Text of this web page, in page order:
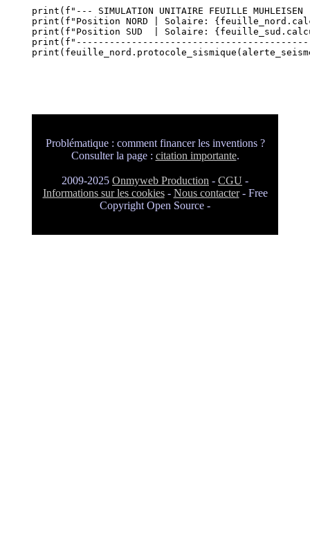
print(f"--- SIMULATION UNITAIRE FEUILLE
print(f"Position NORD | Solaire:
print(f"Position SUD  | Solaire:
Problématique : comment financer les inventions ?
Consulter la page : citation importante.
2009-2025 Onmyweb Production - CGU -
Informations sur les cookies- Nous contacter- Free
Copyright Open Source -